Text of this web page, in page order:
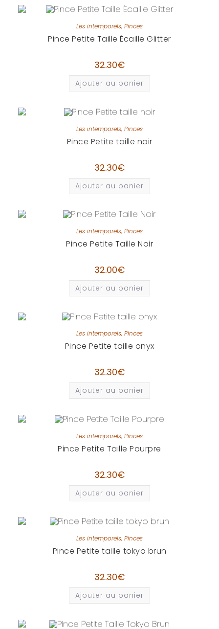
Les intemporels, Pinces
Pince Petite Taille Écaille Glitter
32.30€
Ajouter au panier
Les intemporels, Pinces
Pince Petite taille noir
32.30€
Ajouter au panier
Les intemporels, Pinces
Pince Petite Taille Noir
32.00€
Ajouter au panier
Les intemporels, Pinces
Pince Petite taille onyx
32.30€
Ajouter au panier
Les intemporels, Pinces
Pince Petite Taille Pourpre
32.30€
Ajouter au panier
Les intemporels, Pinces
Pince Petite taille tokyo brun
32.30€
Ajouter au panier